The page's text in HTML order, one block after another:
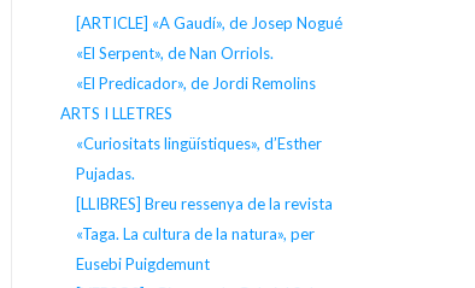
[ARTICLE] «A Gaudí», de Josep Nogué
«El Serpent», de Nan Orriols.
«El Predicador», de Jordi Remolins
ARTS I LLETRES
«Curiositats lingüístiques», d’Esther
Pujadas.
[LLIBRES] Breu ressenya de la revista
«Taga. La cultura de la natura», per
Eusebi Puigdemunt